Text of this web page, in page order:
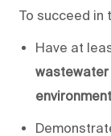
To succeed in
Have at